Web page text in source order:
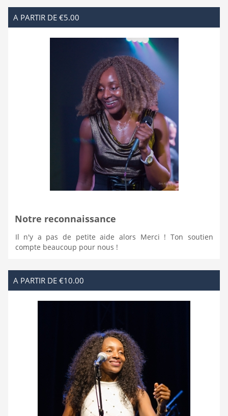
A PARTIR DE €5.00
Notre reconnaissance
Il n'y a pas de petite aide alors Merci ! Ton soutien
compte beaucoup pour nous !
A PARTIR DE €10.00